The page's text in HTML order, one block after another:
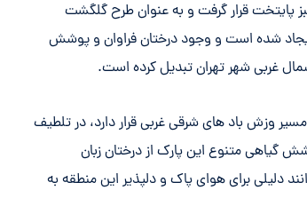
کمربند سبز پایتخت قرار گرفت و به عنوان طرح گلگشت
شده است و وجود درختان فراوان و پوشش
غربی شهر تهران تبدیل کرده است.
سطح دریا و هم چنین در مسیر وزش باد های شرقی غربی قرار دارد، در تلطیف
متنوع این پارک از درختان زبان
برای هوای پاک و دلپذیر این منطقه به